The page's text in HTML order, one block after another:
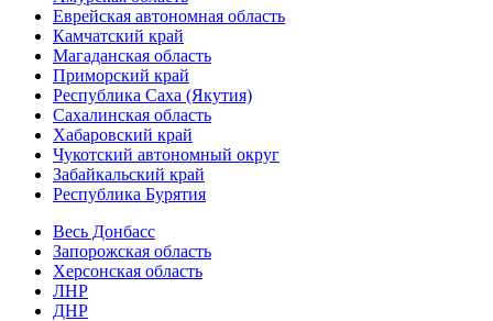
Еврейская автономная область
Камчатский край
Магаданская область
Приморский край
Республика Саха (Якутия)
Сахалинская область
Хабаровский край
Чукотский автономный округ
Забайкальский край
Республика Бурятия
Весь Донбасс
Запорожская область
Херсонская область
ЛНР
ДНР